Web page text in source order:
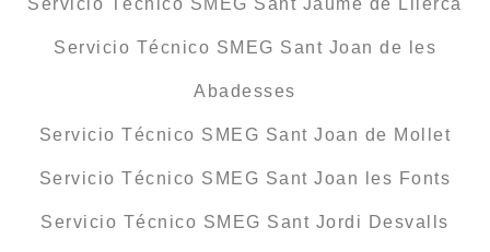
Servicio Técnico SMEG Sant Jaume de Llierca
Servicio Técnico SMEG Sant Joan de les
Abadesses
Servicio Técnico SMEG Sant Joan de Mollet
Servicio Técnico SMEG Sant Joan les Fonts
Servicio Técnico SMEG Sant Jordi Desvalls